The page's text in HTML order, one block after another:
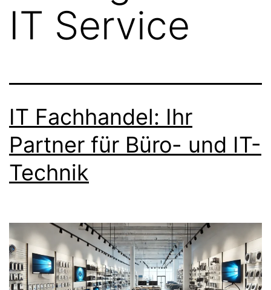
IT Service
IT Fachhandel: Ihr
Partner für Büro- und IT-
Technik